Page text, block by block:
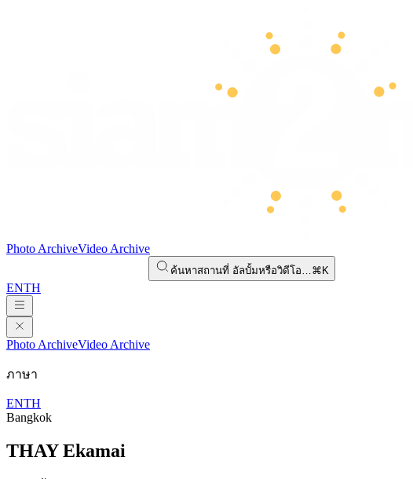
Photo ArchiveVideo Archive
ค้นหาสถานที่ อัลบั้มหรือวิดีโอ…⌘K
ENTH
Photo ArchiveVideo Archive
ภาษา
ENTH
Bangkok
THAY Ekamai